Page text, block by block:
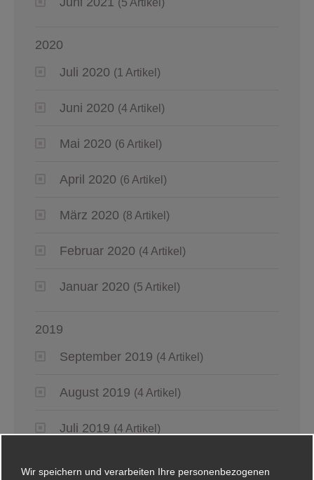
(5 Artikel)
2020
Juli 2020 (1 Artikel)
Juni 2020 (4 Artikel)
Mai 2020 (6 Artikel)
April 2020 (6 Artikel)
März 2020 (8 Artikel)
Februar 2020 (4 Artikel)
Januar 2020 (5 Artikel)
2019
September 2019 (4 Artikel)
August 2019 (4 Artikel)
Juli 2019 (4 Artikel)
Wir speichern und verarbeiten Ihre personenbezogenen